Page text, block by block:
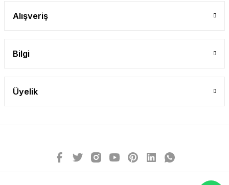
Alışveriş
Bilgi
Üyelik